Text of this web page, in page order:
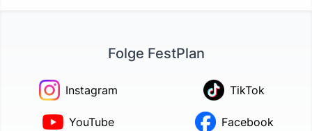
Folge FestPlan
Instagram TikTok
YouTube Facebook